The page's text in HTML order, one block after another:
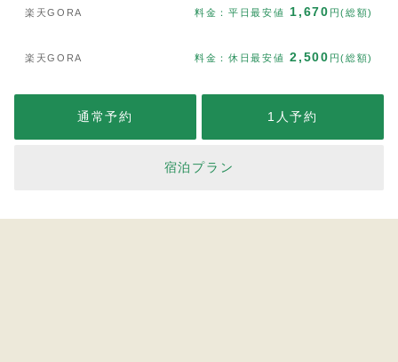
楽天GORA 料金：平日最安値 1,670 円(総額)
楽天GORA 料金：休日最安値 2,500 円(総額)
通常予約 1人予約
宿泊プラン